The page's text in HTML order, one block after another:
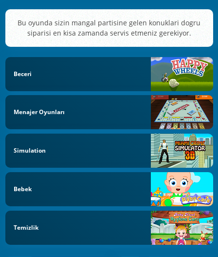
Bu oyunda sizin mangal partisine gelen konuklari dogru
siparisi en kisa zamanda servis etmeniz gerekiyor.
Beceri
Menajer Oyunları
Simulation
Bebek
Temizlik